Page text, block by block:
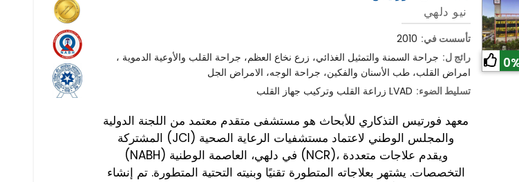
نيو دلهي
تأسست في: 2010
رائج ل: جراحة السمنة والتمثيل الغذائي، زرع نخاع العظم، جراحة القلب والأوعية الدموية ،
امراض القلب، طب الأسنان والفكين، جراحة الوجه، الامراض الجل
تسليط الضوء: زراعة القلب وتركيب جهاز القلب LVAD
معهد فورتيس التذكاري للأبحاث هو مستشفى متقدم معتمد من اللجنة الدولية
المشتركة (JCI) والمجلس الوطني لاعتماد مستشفيات الرعاية الصحية
(NABH) في دلهي، العاصمة الوطنية (NCR)، ويقدم علاجات متعددة
التخصصات. يشتهر بعلاجاته المتطورة تقنيًا وبنيته التحتية المتطورة. تم إنشاء